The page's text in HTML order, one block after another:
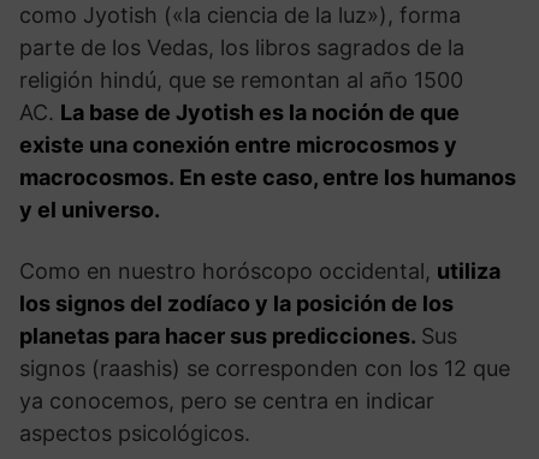
como Jyotish («la ciencia de la luz»), forma
parte de los Vedas, los libros sagrados de la
religión hindú, que se remontan al año 1500
AC. La base de Jyotish es la noción de que
existe una conexión entre microcosmos y
macrocosmos. En este caso, entre los humanos
y el universo.
Como en nuestro horóscopo occidental, utiliza
los signos del zodíaco y la posición de los
planetas para hacer sus predicciones. Sus
signos (raashis) se corresponden con los 12 que
ya conocemos, pero se centra en indicar
aspectos psicológicos.